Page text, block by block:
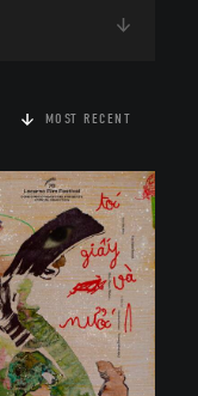
MOST RECENT